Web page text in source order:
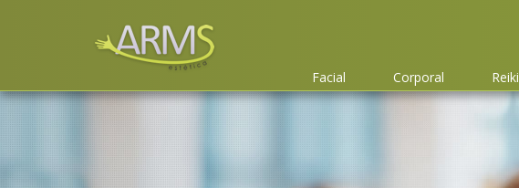
Facial Corporal Reiki